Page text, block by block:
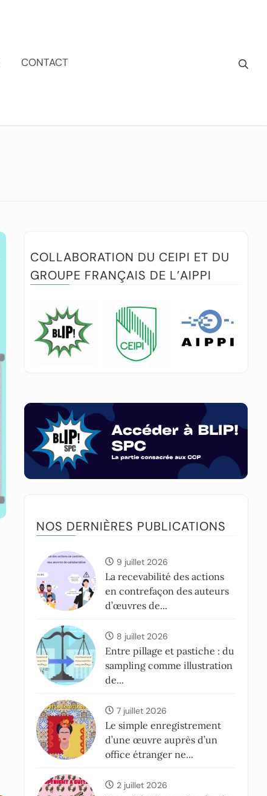
CONTACT
COLLABORATION DU CEIPI ET DU
GROUPE FRANÇAIS DE L’AIPPI
NOS DERNIÈRES PUBLICATIONS
9 juillet 2026
La recevabilité des actions
en contrefaçon des auteurs
d’œuvres de...
8 juillet 2026
Entre pillage et pastiche : du
sampling comme illustration
de...
7 juillet 2026
Le simple enregistrement
d’une œuvre auprès d’un
office étranger ne...
2 juillet 2026